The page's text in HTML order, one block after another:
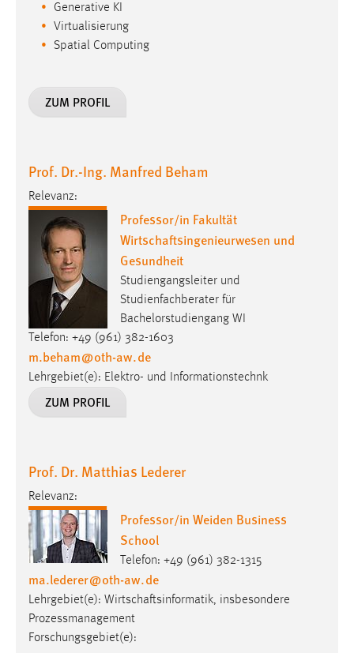
Generative KI
Virtualisierung
Spatial Computing
ZUM PROFIL
Prof. Dr.-Ing. Manfred Beham
Relevanz:
Professor/in Fakultät
Wirtschaftsingenieurwesen und
Gesundheit
Studiengangsleiter und
Studienfachberater für
Bachelorstudiengang WI
Telefon: +49 (961) 382-1603
m.beham@oth-aw.de
Lehrgebiet(e): Elektro- und Informationstechnk
ZUM PROFIL
Prof. Dr. Matthias Lederer
Relevanz:
Professor/in Weiden Business
School
Telefon: +49 (961) 382-1315
ma.lederer@oth-aw.de
Lehrgebiet(e): Wirtschaftsinformatik, insbesondere
Prozessmanagement
Forschungsgebiet(e):
Cookie Laufzeit:
24 Stunden
STATISTIK
unsere Besucher unsere Website nutzen.
Matomo
Name:
_pk_ref, _pk_cvar, _pk_id, _pk_ses
Zweck:
Zugriffsstatistik
Cookie Laufzeit:
Max. 13 Monate
MARKETING
Sie tun dies, indem sie Besucher über Websites
Google Ads
Name:
_gcl_au
Anbieter:
Google Ireland Limited